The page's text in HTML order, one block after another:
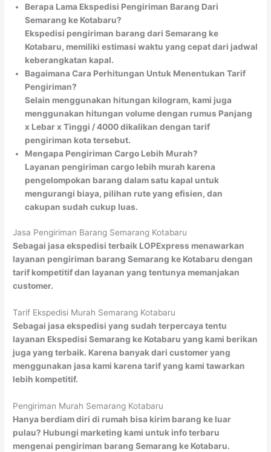
Berapa Lama Ekspedisi Pengiriman Barang Dari
Semarang ke Kotabaru?
Ekspedisi pengiriman barang dari Semarang ke
Kotabaru, memiliki estimasi waktu yang cepat dari jadwal
keberangkatan kapal.
Bagaimana Cara Perhitungan Untuk Menentukan Tarif
Pengiriman?
Selain menggunakan hitungan kilogram, kami juga
menggunakan hitungan volume dengan rumus Panjang
x Lebar x Tinggi / 4000 dikalikan dengan tarif
pengiriman kota tersebut.
Mengapa Pengiriman Cargo Lebih Murah?
Layanan pengiriman cargo lebih murah karena
pengelompokan barang dalam satu kapal untuk
mengurangi biaya, pilihan rute yang efisien, dan
cakupan sudah cukup luas.
Jasa Pengiriman Barang Semarang Kotabaru
Sebagai jasa ekspedisi terbaik LOPExpress menawarkan
layanan pengiriman barang Semarang ke Kotabaru dengan
tarif kompetitif dan layanan yang tentunya memanjakan
customer.
Tarif Ekspedisi Murah Semarang Kotabaru
Sebagai jasa ekspedisi yang sudah terpercaya tentu
layanan Ekspedisi Semarang ke Kotabaru yang kami berikan
juga yang terbaik. Karena banyak dari customer yang
menggunakan jasa kami karena tarif yang kami tawarkan
lebih kompetitif.
Pengiriman Murah Semarang Kotabaru
Hanya berdiam diri di rumah bisa kirim barang ke luar
pulau? Hubungi marketing kami untuk info terbaru
mengenai pengiriman barang Semarang ke Kotabaru.